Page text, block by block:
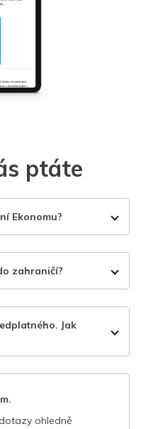
ptáte
Ekonomu?
zahraničí?
Jak
ohledně